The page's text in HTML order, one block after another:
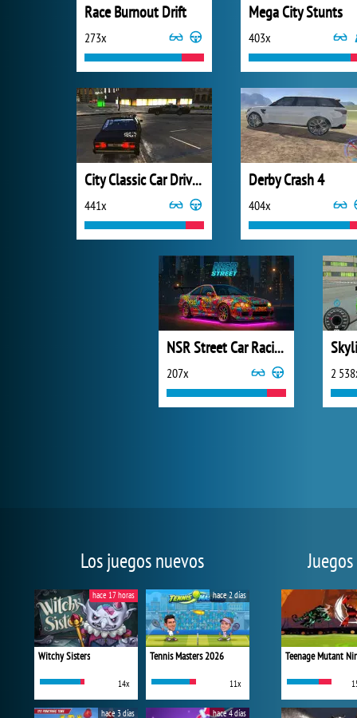
Race Burnout Drift
273x
Mega City Stunts
403x
City Classic Car Driving: 131
441x
Derby Crash 4
404x
NSR Street Car Racing
207x 2
Los juegos nuevos
Witchy Sisters
14x
hace 17 horas
Tennis Masters 2026
11x
hace 2 días
hace 3 días hace 4 días